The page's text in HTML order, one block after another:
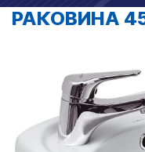
РАКОВИНА